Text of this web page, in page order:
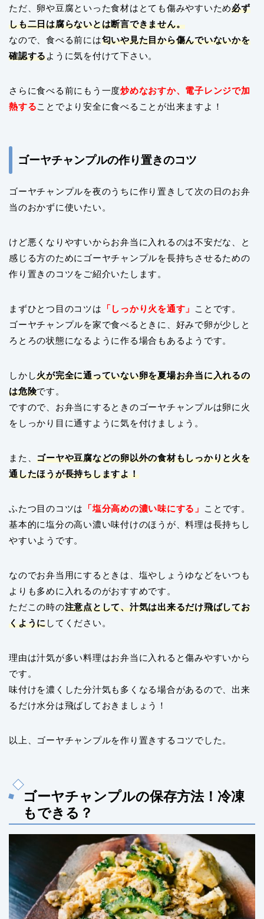
ただ、卵や豆腐といった食材はとても傷みやすいため必ず
しも二日は腐らないとは断言できません。
なので、食べる前には匂いや見た目から傷んでいないかを
確認するように気を付けて下さい。
さらに食べる前にもう一度炒めなおすか、電子レンジで加
熱することでより安全に食べることが出来ますよ！
ゴーヤチャンプルの作り置きのコツ
ゴーヤチャンプルを夜のうちに作り置きして次の日のお弁
当のおかずに使いたい。
けど悪くなりやすいからお弁当に入れるのは不安だな、と
感じる方のためにゴーヤチャンプルを長持ちさせるための
作り置きのコツをご紹介いたします。
まずひとつ目のコツは 「しっかり火を通す」
ことです。
ゴーヤチャンプルを家で食べるときに、好みで卵が少しと
ろとろの状態になるように作る場合もあるようです。
しかし火が完全に通っていない卵を夏場お弁当に入れるの
は危険です。
ですので、お弁当にするときのゴーヤチャンプルは卵に火
をしっかり目に通すように気を付けましょう。
また、ゴーヤや豆腐などの卵以外の食材もしっかりと火を
通したほうが長持ちしますよ！
ふたつ目のコツは 「塩分高めの濃い味にする」
ことです。
基本的に塩分の高い濃い味付けのほうが、料理は長持ちし
やすいようです。
なのでお弁当用にするときは、塩やしょうゆなどをいつも
よりも多めに入れるのがおすすめです。
ただこの時の注意点として、汁気は出来るだけ飛ばしてお
くようにしてください。
理由は汁気が多い料理はお弁当に入れると傷みやすいから
です。
味付けを濃くした分汁気も多くなる場合があるので、出来
るだけ水分は飛ばしておきましょう！
以上、ゴーヤチャンプルを作り置きするコツでした。
ゴーヤチャンプルの保存方法！冷凍
もできる？